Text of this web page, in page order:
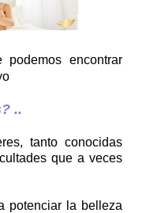
encontrar
..
tanto conocidas
que a veces
potenciar la belleza